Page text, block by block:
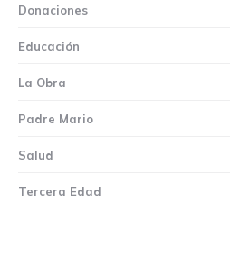
Donaciones
Educación
La Obra
Padre Mario
Salud
Tercera Edad